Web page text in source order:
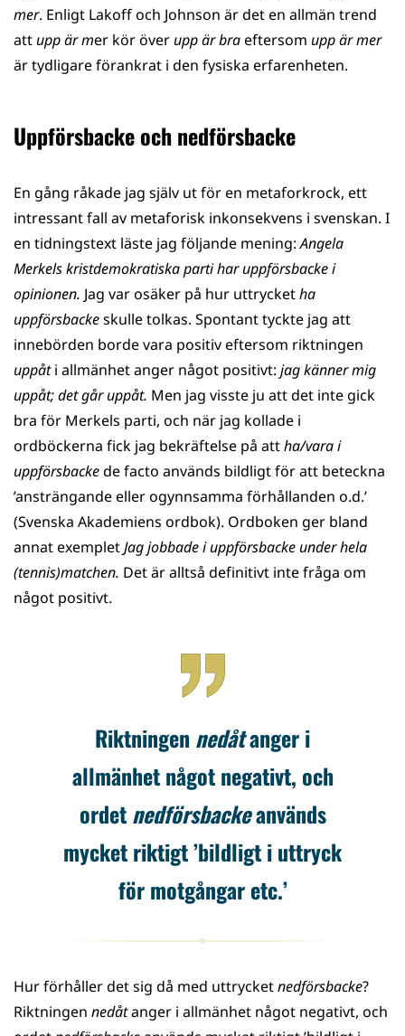
mer. Enligt Lakoff och Johnson är det en allmän trend
att upp är mer kör över upp är braeftersom upp är mer
är tydligare förankrat i den fysiska erfarenheten.
Uppförsbacke och nedförsbacke
En gång råkade jag själv ut för en metaforkrock, ett
intressant fall av metaforisk inkonsekvens i svenskan. I
en tidningstext läste jag följande mening:Angela
Merkels kristdemokratiska parti har uppförsbacke i
opinionen. Jag var osäker på hur uttrycketha
uppförsbackeskulle tolkas. Spontant tyckte jag att
innebörden borde vara positiv eftersom riktningen
uppåti allmänhet anger något positivt: jag känner mig
uppåt; det går uppåt. Men jag visste ju att det inte gick
bra för Merkels parti, och när jag kollade i
ordböckerna fick jag bekräftelse på attha/vara i
uppförsbackede facto används bildligt för att beteckna
’ansträngande eller ogynnsamma förhållanden o.d.’
(Svenska Akademiens ordbok). Ordboken ger bland
annat exempletJag jobbade i uppförsbacke under hela
(tennis)matchen. Det är alltså definitivt inte fråga om
något positivt.
Riktningen nedåtanger i
allmänhet något negativt, och
ordetnedförsbackeanvänds
mycket riktigt ’bildligt i uttryck
för motgångar etc.’
Hur förhåller det sig då med uttrycketnedförsbacke?
Riktningen nedåtanger i allmänhet något negativt, och